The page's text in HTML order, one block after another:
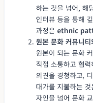
하는 것을 넘어, 해
인터뷰 등을 통해
과정은 ethnic
원본 문화 커뮤니
원본이 되는 문화
직접 소통하고 협
의견을 경청하고,
대가를 지불하는
자인을 넘어 문화